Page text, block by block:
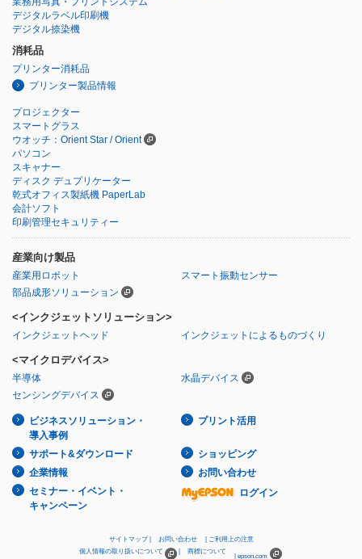
デジタルラベル印刷機
デジタル捺染機
消耗品
プリンター消耗品
プリンター製品情報
プロジェクター
スマートグラス
ウオッチ：Orient Star / Orient
パソコン
スキャナー
ディスク デュプリケーター
乾式オフィス製紙機 PaperLab
会計ソフト
印刷管理セキュリティー
産業向け製品
産業用ロボット
スマート振動センサー
部品成形ソリューション
<インクジェットソリューション>
インクジェットヘッド インクジェットによるものづくり
<マイクロデバイス>
半導体
水晶デバイス
センシングデバイス
ビジネスソリューション・
導入事例
プリント活用
サポート&ダウンロード
ショッピング
企業情報
お問い合わせ
セミナー・イベント・
キャンペーン
ログイン
サイトマップ お問い合わせ
ご利用上の注意
個人情報の取り扱いについて
商標について
epson.com